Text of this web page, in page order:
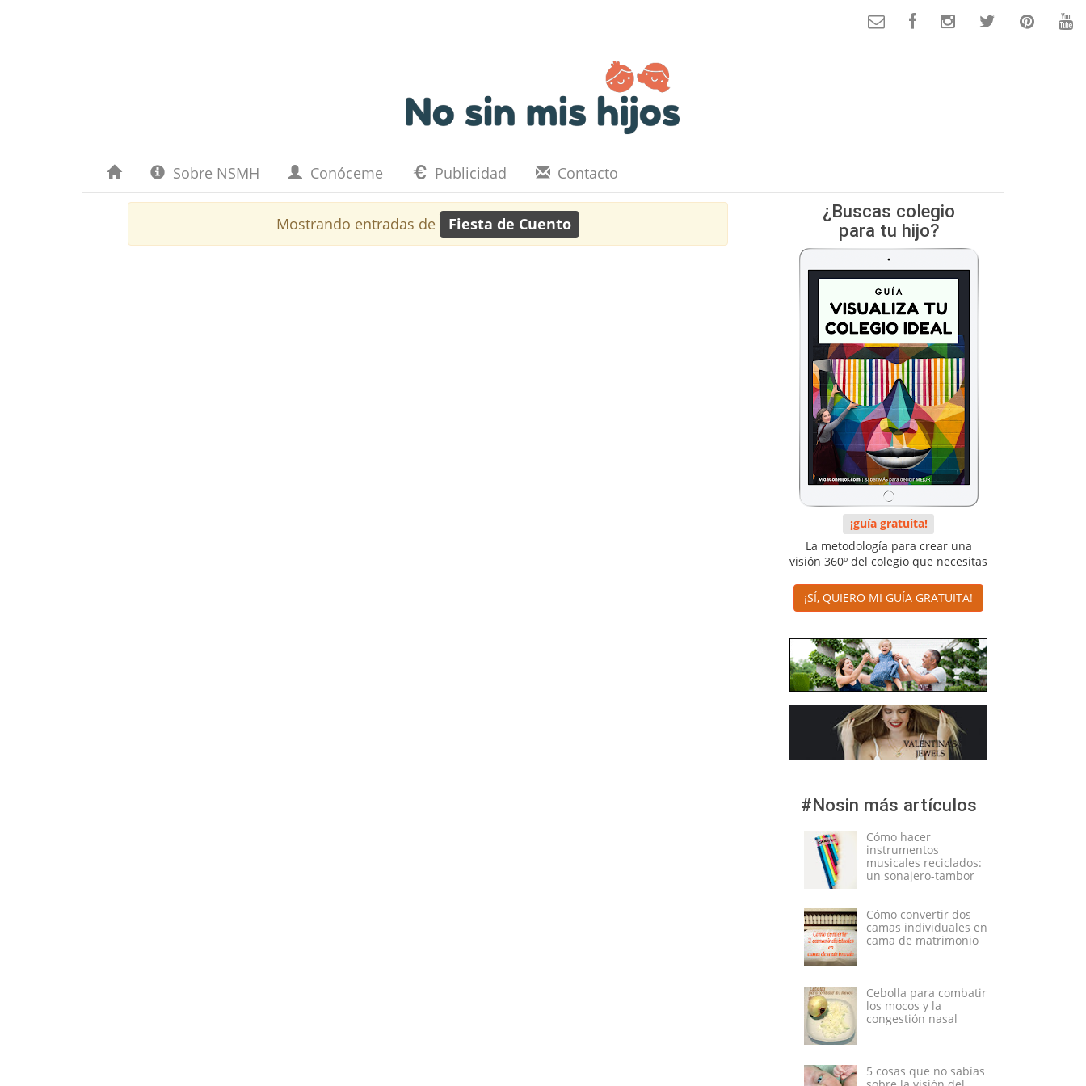
Sobre NSMH Conóceme Publicidad Contacto
Mostrando entradas de Fiesta de Cuento
¿Buscas colegio
para tu hijo?
¡guía gratuita!
La metodología para crear una
visión 360º del colegio que necesitas
¡SÍ, QUIERO MI GUÍA GRATUITA!
#Nosin más artículos
Cómo hacer
instrumentos
musicales reciclados:
un sonajero-tambor
Cómo convertir dos
camas individuales en
cama de matrimonio
Cebolla para combatir
los mocos y la
congestión nasal
5 cosas que no sabías